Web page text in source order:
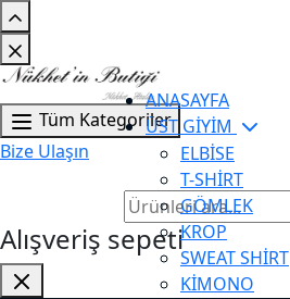
Tüm Kategoriler
Bize Ulaşın
Alışveriş sepeti
ANASAYFA
ÜST GİYİM
ELBİSE
T-SHİRT
GÖMLEK
KROP
SWEAT SHİRT
KİMONO